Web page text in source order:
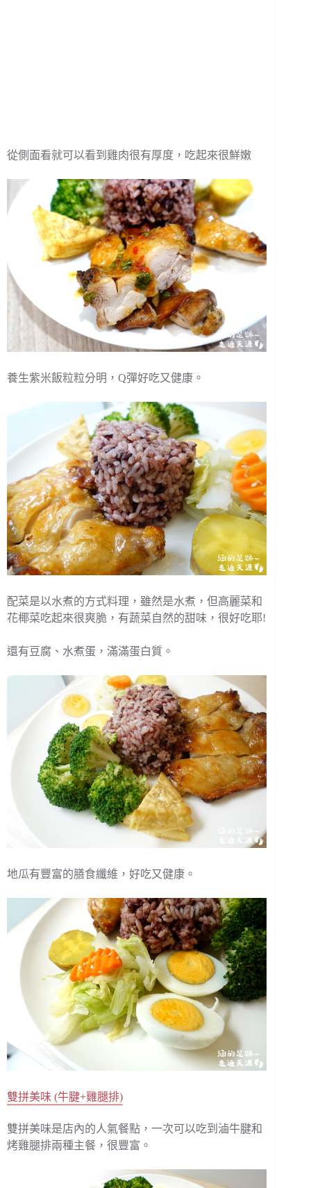
從側面看就可以看到雞肉很有厚度，吃起來很鮮嫩
養生紫米飯粒粒分明，Q彈好吃又健康。
配菜是以水煮的方式料理，雖然是水煮，但高麗菜和
花椰菜吃起來很爽脆，有蔬菜自然的甜味，很好吃耶!
還有豆腐、水煮蛋，滿滿蛋白質。
地瓜有豐富的膳食纖維，好吃又健康。
雙拼美味 (牛腱+雞腿排)
雙拼美味是店內的人氣餐點，一次可以吃到滷牛腱和
烤雞腿排兩種主餐，很豐富。